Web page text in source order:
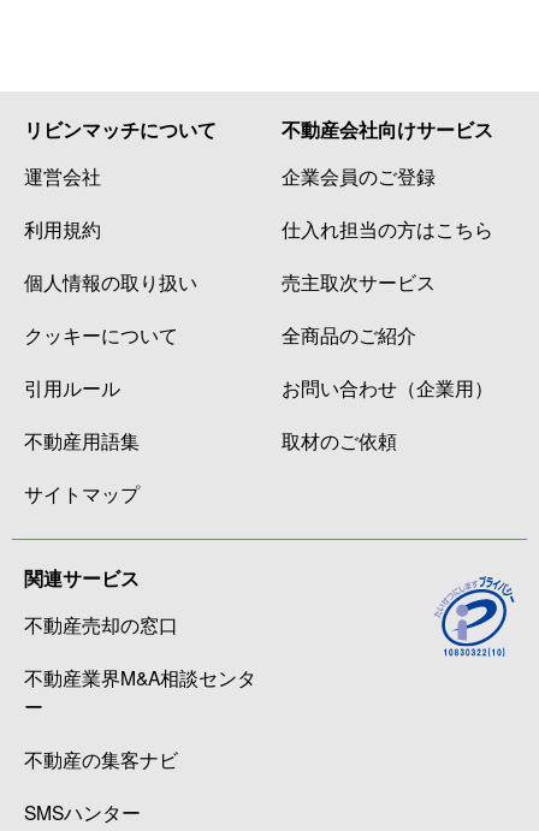
リビンマッチについて
運営会社
利用規約
個人情報の取り扱い
クッキーについて
引用ルール
不動産用語集
サイトマップ
不動産会社向けサービス
企業会員のご登録
仕入れ担当の方はこちら
売主取次サービス
全商品のご紹介
お問い合わせ（企業用）
取材のご依頼
関連サービス
不動産売却の窓口
不動産業界M&A相談センタ
ー
不動産の集客ナビ
SMSハンター